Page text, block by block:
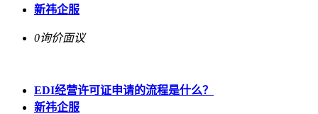
新祎企服
0询价面议
EDI经营许可证申请的流程是什么？
新祎企服